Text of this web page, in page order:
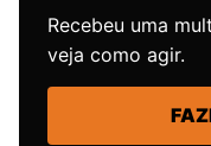
Recebeu uma
veja como agir.